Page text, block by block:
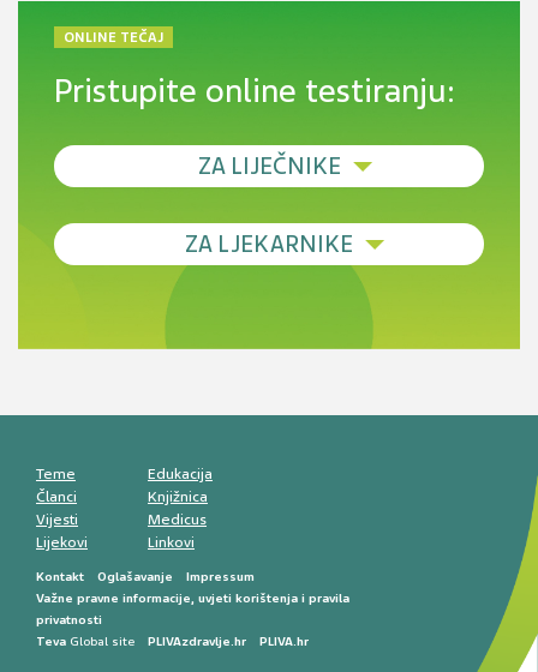
ONLINE TEČAJ
Pristupite online testiranju:
ZA LIJEČNIKE
Debljina - od prevencije do personalizirane
Novi pogled na migrenu: komorbiditeti, spolne
razlike i nove terapije
smetnji do rane onkološke dijagnostike
ZA LJEKARNIKE
Antikoagulansi u ljekarničkoj praksi –
Teme
Članci
Vijesti
Lijekovi
Edukacija
Knjižnica
Medicus
Linkovi
Kontakt Oglašavanje
Impressum
Važne pravne informacije, uvjeti korištenja i pravila
privatnosti
Teva Global site PLIVAzdravlje.hr PLIVA.hr